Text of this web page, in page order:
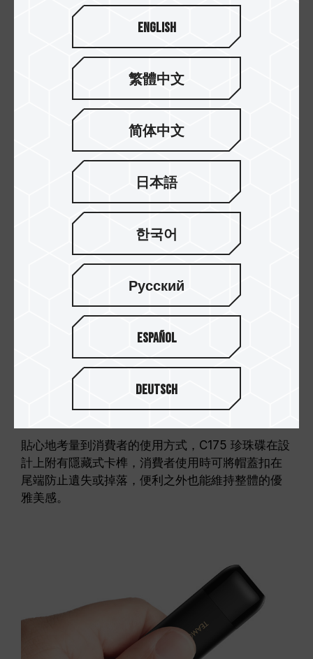
巧奪天工無縫設計
整體無縫設計有別於一般市售隨身碟產品，不刮手
也不易卡髒汙。穠纖合度的橢圓外型，巧奪天工的
無縫設計，簡約俐落而不失典雅。
貼心地考量到消費者的使用方式，C175 珍珠碟在設
計上附有隱藏式卡榫，消費者使用時可將帽蓋扣在
尾端防止遺失或掉落，便利之外也能維持整體的優
雅美感。
English
繁體中文
简体中文
日本語
한국어
Русский
Español
Deutsch